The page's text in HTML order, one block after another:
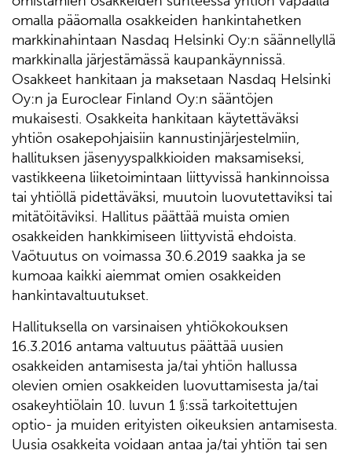
omalla pääomalla osakkeiden hankintahetken
markkinahintaan Nasdaq Helsinki Oy:n säännellyllä
markkinalla järjestämässä kaupankäynnissä.
Osakkeet hankitaan ja maksetaan Nasdaq Helsinki
Oy:n ja Euroclear Finland Oy:n sääntöjen
mukaisesti. Osakkeita hankitaan käytettäväksi
yhtiön osakepohjaisiin kannustinjärjestelmiin,
hallituksen jäsenyyspalkkioiden maksamiseksi,
vastikkeena liiketoimintaan liittyvissä hankinnoissa
tai yhtiöllä pidettäväksi, muutoin luovutettaviksi tai
mitätöitäviksi. Hallitus päättää muista omien
osakkeiden hankkimiseen liittyvistä ehdoista.
Vaötuutus on voimassa 30.6.2019 saakka ja se
kumoaa kaikki aiemmat omien osakkeiden
hankintavaltuutukset.
Hallituksella on varsinaisen yhtiökokouksen
16.3.2016 antama valtuutus päättää uusien
osakkeiden antamisesta ja/tai yhtiön hallussa
olevien omien osakkeiden luovuttamisesta ja/tai
osakeyhtiölain 10. luvun 1 §:ssä tarkoitettujen
optio- ja muiden erityisten oikeuksien antamisesta.
Uusia osakkeita voidaan antaa ja/tai yhtiön tai sen